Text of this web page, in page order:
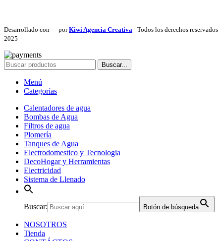
Desarrollado con porKiwi Agencia Creativa - Todos los derechos reservados
2025
Buscar...
Menú
Categorías
Calentadores de agua
Bombas de Agua
Filtros de agua
Plomería
Tanques de Agua
Electrodomestico y Tecnologia
DecoHogar y Herramientas
Electricidad
Sistema de Llenado
Buscar: Botón de búsqueda
NOSOTROS
Tienda